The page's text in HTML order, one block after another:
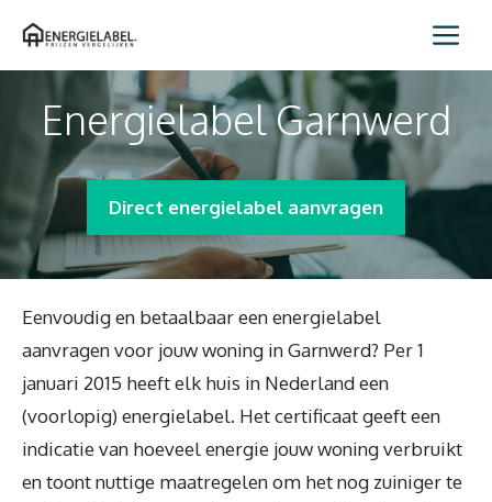
naar
Energielabel Garnwerd
Direct energielabel aanvragen
Eenvoudig en betaalbaar een energielabel
aanvragen voor jouw woning in Garnwerd? Per 1
januari 2015 heeft elk huis in Nederland een
(voorlopig) energielabel. Het certificaat geeft een
indicatie van hoeveel energie jouw woning verbruikt
en toont nuttige maatregelen om het nog zuiniger te